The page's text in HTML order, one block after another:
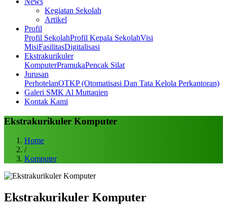
Kegiatan Sekolah
Artikel
Profil
Profil SekolahProfil Kepala SekolahVisi
MisiFasilitasDigitalisasi
Ekstrakurikuler
KomputerPramukaPencak Silat
Jurusan
PerhotelanOTKP (Otomatisasi Dan Tata Kelola Perkantoran)
Galeri SMK Al Muttaqien
Kontak Kami
Ekstrakurikuler Komputer
Home
/
Komputer
Ekstrakurikuler Komputer